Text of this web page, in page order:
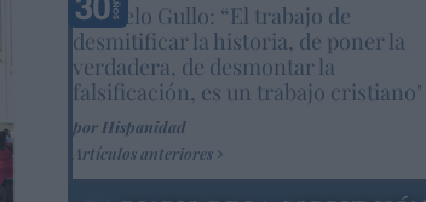
Marcelo Gullo: “El trabajo de
desmitificar la historia, de poner la
verdadera, de desmontar la
falsificación, es un trabajo cristiano"
por Hispanidad
Artículos anteriores